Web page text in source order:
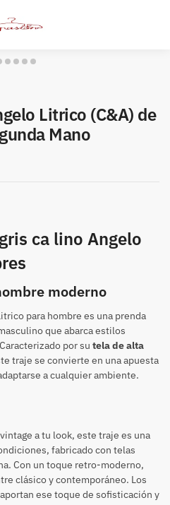
Litrico (C&A) de
Mano
ca lino Angelo
moderno
para hombre es una prenda
que abarca estilos
por su tela de alta
traje se convierte en una apuesta
a cualquier ambiente.
a tu look, este traje es una
fabricado con telas
Con un toque retro-moderno,
clásico y contemporáneo. Los
ese toque de sofisticación y